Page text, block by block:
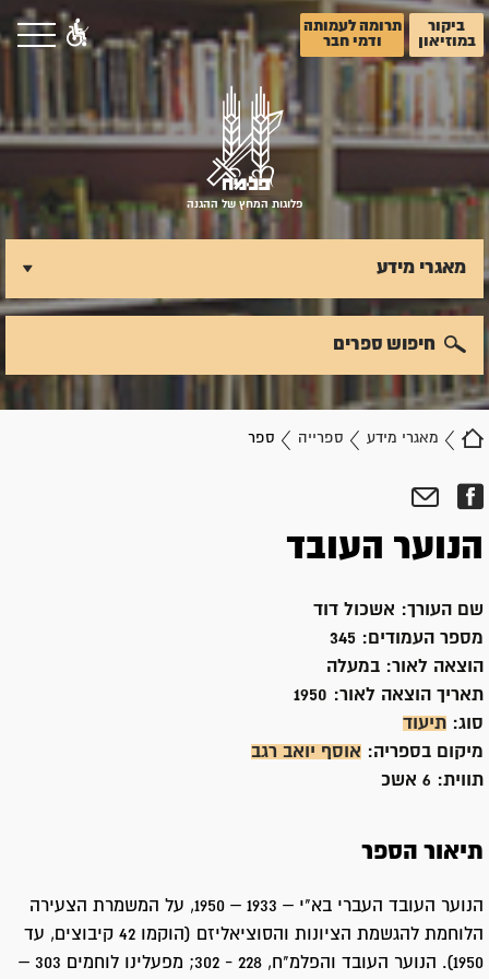
ביקור
במוזיאון
תרומה לעמותה
ודמי חבר
פלוגות המחץ של ההגנה
מאגרי מידע ספרייה ספר
מאגרי מידע
חיפוש ספרים
הנוער העובד
שם העורך: אשכול דוד
מספר העמודים: 345
הוצאה לאור: במעלה
תאריך הוצאה לאור:
סוג: תיעוד
מיקום בספריה: אוסף יואב רגב
תווית: 6 אשכ
תיאור הספר
הנוער העובד העברי בא"י – 1933 – 1950, על המשמרת הצעירה
הלוחמת להגשמת הציונות והסוציאליזם (הוקמו 42 קיבוצים, עד
1950). הנוער העובד והפלמ"ח, 228 - 302; מפעלינו לוחמים 303 –